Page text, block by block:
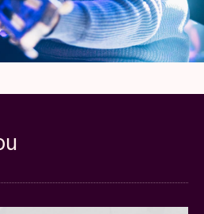
van parlando-achtige
spel, ze spelen om het
hopen dat het publiek van